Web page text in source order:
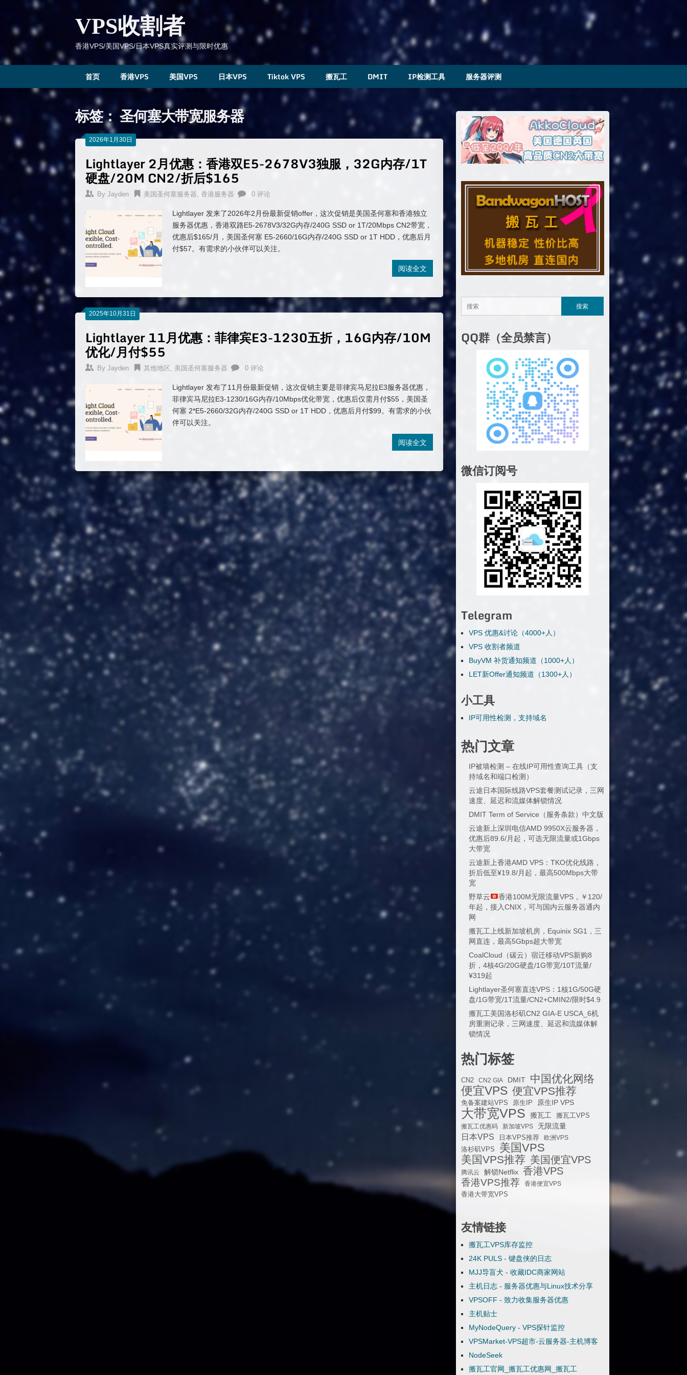
VPS收割者
香港VPS/美国VPS/日本VPS真实评测与限时优惠
首页 香港VPS 美国VPS 日本VPS Tiktok VPS 搬瓦工 DMIT IP检测工具 服务器评测
标签：圣何塞大带宽服务器
2026年1月30日
Lightlayer 2月优惠：香港双E5-2678V3独服，32G内存/1T
硬盘/20M CN2/折后$165
By Jayden 美国圣何塞服务器, 香港服务器 0 评论
Lightlayer 发来了2026年2月份最新促销offer，这次促销是美国圣何塞和香港独立
服务器优惠，香港双路E5-2678V3/32G内存/240G SSD or 1T/20Mbps CN2带宽，
优惠后$165/月，美国圣何塞 E5-2660/16G内存/240G SSD or 1T HDD，优惠后月
付$57。有需求的小伙伴可以关注。
阅读全文
2025年10月31日
Lightlayer 11月优惠：菲律宾E3-1230五折，16G内存/10M
优化/月付$55
By Jayden 其他地区, 美国圣何塞服务器 0 评论
Lightlayer 发布了11月份最新促销，这次促销主要是菲律宾马尼拉E3服务器优惠，
菲律宾马尼拉E3-1230/16G内存/10Mbps优化带宽，优惠后仅需月付$55，美国圣
何塞 2*E5-2660/32G内存/240G SSD or 1T HDD，优惠后月付$99。有需求的小伙
伴可以关注。
阅读全文
QQ群（全员禁言）
微信订阅号
Telegram
VPS 优惠&讨论（4000+人）
VPS 收割者频道
BuyVM 补货通知频道（1000+人）
LET新Offer通知频道（1300+人）
小工具
IP可用性检测，支持域名
热门文章
IP被墙检测 – 在线IP可用性查询工具（支
持域名和端口检测）
云途日本国际线路VPS套餐测试记录，三网
速度、延迟和流媒体解锁情况
DMIT Term of Service（服务条款）中文版
云途新上深圳电信AMD 9950X云服务器，
优惠后89.6/月起，可选无限流量或1Gbps
大带宽
云途新上香港AMD VPS：TKO优化线路，
折后低至¥19.8/月起，最高500Mbps大带
宽
野草云
香港100M无限流量VPS，￥120/
年起，接入CNIX，可与国内云服务器通内
网
搬瓦工上线新加坡机房，Equinix SG1，三
网直连，最高5Gbps超大带宽
CoalCloud（碳云）宿迁移动VPS新购8
折，4核4G/20G硬盘/1G带宽/10T流量/
¥319起
Lightlayer圣何塞直连VPS：1核1G/50G硬
盘/1G带宽/1T流量/CN2+CMIN2/限时$4.9
搬瓦工美国洛杉矶CN2 GIA-E USCA_6机
房重测记录，三网速度、延迟和流媒体解
锁情况
热门标签
CN2 CN2 GIA DMIT 中国优化网络
便宜VPS 便宜VPS推荐
免备案建站VPS 原生IP 原生IP VPS
大带宽VPS 搬瓦工
搬瓦工VPS
搬瓦工优惠码
新加坡VPS 无限流量
日本VPS 日本VPS推荐
欧洲VPS
洛杉矶VPS
美国VPS
美国VPS推荐 美国便宜VPS
腾讯云 解锁Netflix 香港VPS
香港VPS推荐
香港便宜VPS
香港大带宽VPS
友情链接
搬瓦工VPS库存监控
24K PULS - 键盘侠的日志
MJJ导盲犬 - 收藏IDC商家网站
主机日志 - 服务器优惠与Linux技术分享
VPSOFF - 致力收集服务器优惠
主机贴士
MyNodeQuery - VPS探针监控
VPSMarket-VPS超市-云服务器-主机博客
NodeSeek
搬瓦工官网_搬瓦工优惠网_搬瓦工